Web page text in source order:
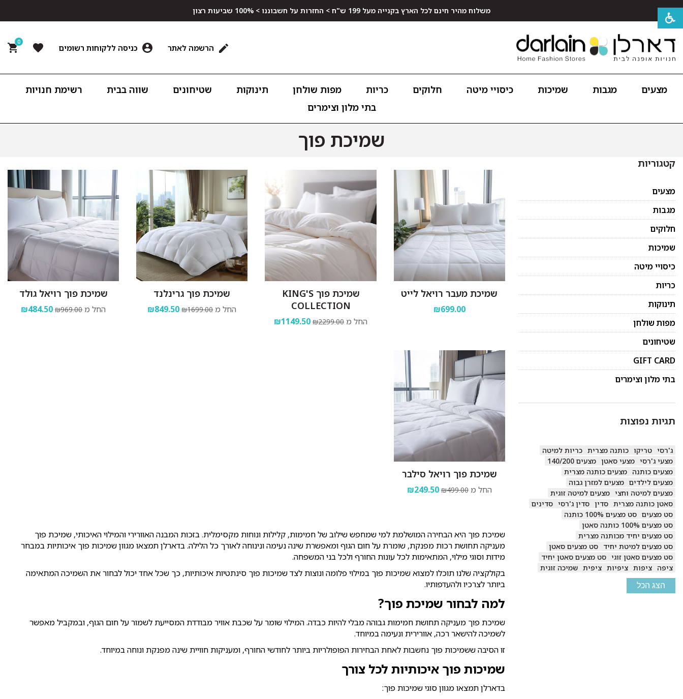
משלוח מהיר חינם לכל הארץ בקנייה מעל 199 ש"ח > החזרות על חשבוננו > 100% שביעות רצון
הרשמה לאתר כניסה ללקוחות רשומים
0
מצעים מגבות שמיכות כיסויי מיטה חלוקים כריות מפות שולחן תינוקות שטיחונים שווה בבית
רשימת חנויות
בתי מלון וצימרים
שמיכת פוך
שמיכת מעבר רויאל לייט
₪699.00
שמיכת פוך KING'S
COLLECTION
החל מ ₪2299.00
₪1149.50
שמיכת פוך גרינלנד
החל מ ₪1699.00
₪849.50
שמיכת פוך רויאל גולד
החל מ ₪969.00
₪484.50
שמיכת פוך רויאל סילבר
החל מ ₪499.00
₪249.50
שמיכת פוך היא הבחירה המושלמת למי שמחפש שילוב של חמימות, קלילות ונוחות מקסימלית. בזכות המבנה האוורירי והמילוי האיכותי, שמיכת פוך
מעניקה תחושת רכות מפנקת, שומרת על חום הגוף ומאפשרת שינה נעימה ונינוחה לאורך כל הלילה. בדארלן תמצאו מגוון שמיכות פוך איכותיות במבחר
מידות וסוגי מילוי, המתאימות לכל עונות החורף ולכל בני המשפחה.
בקולקציה שלנו תוכלו למצוא שמיכות פוך במילוי פלומה ונוצות לצד שמיכות פוך סינתטיות איכותיות, כך שכל אחד יכול לבחור את השמיכה המתאימה
ביותר לצרכיו ולהעדפותיו.
למה לבחור שמיכת פוך?
שמיכת פוך מעניקה תחושת חמימות גבוהה מבלי להיות כבדה. המילוי שומר על שכבת אוויר מבודדת המסייעת לשמור על חום הגוף, ובמקביל מאפשר
לשמיכה להישאר רכה, אוורירית ונעימה במיוחד.
זו הסיבה ששמיכות פוך נחשבות לאחת הבחירות הפופולריות ביותר לחודשי החורף, ומעניקות חוויית שינה מפנקת ונוחה במיוחד.
שמיכות פוך איכותיות לכל צורך
בדארלן תמצאו מגוון סוגי שמיכות פוך:
קטגוריות
מצעים
מגבות
חלוקים
שמיכות
כיסויי מיטה
כריות
תינוקות
מפות שולחן
שטיחונים
GIFT CARD
בתי מלון וצימרים
תגיות נפוצות
ג'רסי טריקו כותנה מצרית כריות למיטה
מצעי ג'רסי מצעי סאטן מצעים 140/200
מצעים כותנה מצעים כותנה מצרית
מצעים לילדים מצעים למזרן גבוה
מצעים למיטה וחצי מצעים למיטה זוגית
סאטן כותנה מצרית סדין סדין ג'רסי סדינים
סט מצעים סט מצעים 100% כותנה
סט מצעים 100% כותנה סאטן
סט מצעים יחיד מכותנה מצרית
סט מצעים למיטת יחיד סט מצעים סאטן
סט מצעים סאטן זוגי סט מצעים סאטן יחיד
ציפה ציפות ציפיות ציפית שמיכה זוגית
הצג הכל